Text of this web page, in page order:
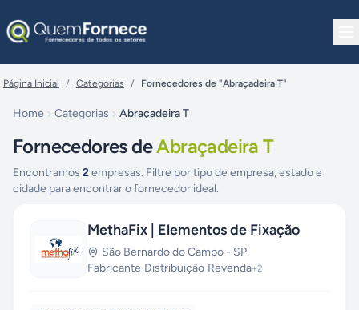
Página Inicial / Categorias / Fornecedores de "Abraçadeira T"
Home Categorias Abraçadeira T
Fornecedores deAbraçadeira T
Encontramos 2empresas. Filtre por tipo de empresa, estado e
cidade para encontrar o fornecedor ideal.
MethaFix | Elementos de Fixação
São Bernardo do Campo - SP
Fabricante·Distribuição·Revenda+2